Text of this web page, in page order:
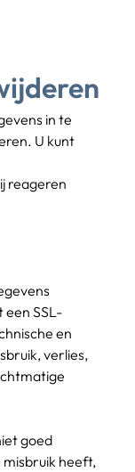
in te
U kunt
reageren
een SSL-
en
verlies,
goed
misbruik heeft,